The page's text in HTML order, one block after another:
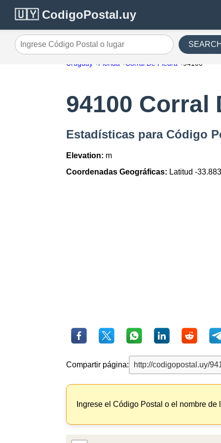
🇺🇾 CodigoPostal.uy
Ingrese Código Postal o lugar
Uruguay Florida Corral De Piedra 94100
94100 Corral
Estadísticas para Código
Elevation: m
Coordenadas Geográficas: Latitud -
Compartir página:
Ingrese el Código Postal o el nombre